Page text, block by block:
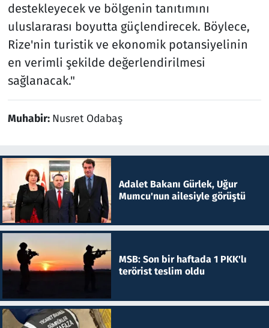
destekleyecek ve bölgenin tanıtımını
uluslararası boyutta güçlendirecek. Böylece,
Rize'nin turistik ve ekonomik potansiyelinin
en verimli şekilde değerlendirilmesi
sağlanacak."
Muhabir: Nusret Odabaş
Adalet Bakanı Gürlek, Uğur
Mumcu'nun ailesiyle görüştü
MSB: Son bir haftada 1 PKK'lı
terörist teslim oldu